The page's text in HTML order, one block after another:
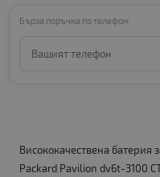
Бърза поръчка по телефон:
Висококачествена батерия
Packard Pavilion dv6t-3100